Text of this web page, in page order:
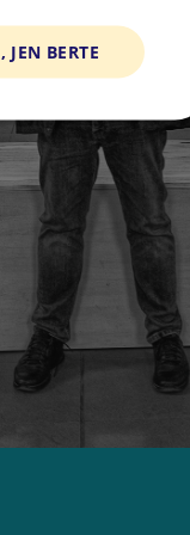
JEN BERTE